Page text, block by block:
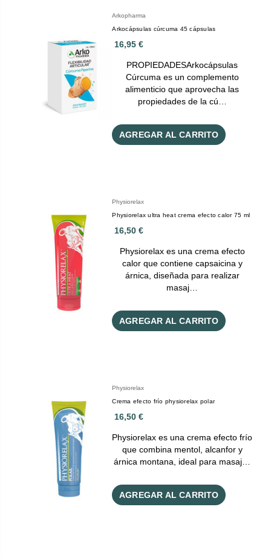
Arkopharma
Arkocápsulas cúrcuma 45 cápsulas
16,95 €
PROPIEDADESArkocápsulas
Cúrcuma es un complemento
alimenticio que aprovecha las
propiedades de la cú…
AGREGAR AL CARRITO
Physiorelax
Physiorelax ultra heat crema efecto calor 75 ml
16,50 €
Physiorelax es una crema efecto
calor que contiene capsaicina y
árnica, diseñada para realizar
masaj…
AGREGAR AL CARRITO
Physiorelax
Crema efecto frío physiorelax polar
16,50 €
Physiorelax es una crema efecto frío
que combina mentol, alcanfor y
árnica montana, ideal para masaj…
AGREGAR AL CARRITO